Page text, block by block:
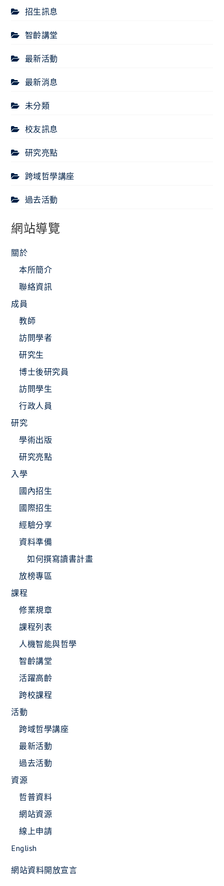
招生訊息
智齡講堂
最新活動
最新消息
未分類
校友訊息
研究亮點
跨域哲學講座
過去活動
網站導覽
關於
本所簡介
聯絡資訊
成員
教師
訪問學者
研究生
博士後研究員
訪問學生
行政人員
研究
學術出版
研究亮點
入學
國內招生
國際招生
經驗分享
資料準備
如何撰寫讀書計畫
放榜專區
課程
修業規章
課程列表
人機智能與哲學
智齡講堂
活躍高齡
跨校課程
活動
跨域哲學講座
最新活動
過去活動
資源
哲普資料
網站資源
線上申請
English
網站資料開放宣言